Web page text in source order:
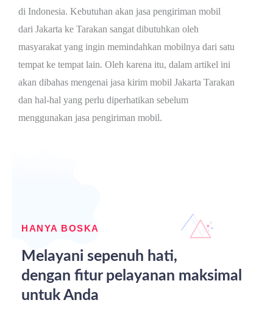
di Indonesia. Kebutuhan akan jasa pengiriman mobil
dari Jakarta ke Tarakan sangat dibutuhkan oleh
masyarakat yang ingin memindahkan mobilnya dari satu
tempat ke tempat lain. Oleh karena itu, dalam artikel ini
akan dibahas mengenai jasa kirim mobil Jakarta Tarakan
dan hal-hal yang perlu diperhatikan sebelum
menggunakan jasa pengiriman mobil.
HANYA BOSKA
Melayani sepenuh hati,
dengan fitur pelayanan maksimal
untuk Anda